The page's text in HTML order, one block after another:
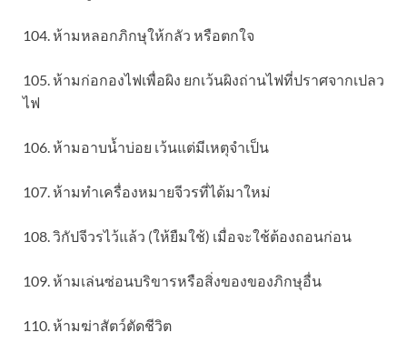
104. ห้ามหลอกภิกษุให้กลัว หรือตกใจ
105. ห้ามก่อกองไฟเพื่อผิง ยกเว้นผิงถ่านไฟที่ปราศจากเปลว
ไฟ
106. ห้ามอาบน้ำบ่อย เว้นแต่มีเหตุจำเป็น
107. ห้ามทำเครื่องหมายจีวรที่ได้มาใหม่
108. วิกัปจีวรไว้แล้ว (ให้ยืมใช้) เมื่อจะใช้ต้องถอนก่อน
109. ห้ามเล่นซ่อนบริขารหรือสิ่งของของภิกษุอื่น
110. ห้ามฆ่าสัตว์ตัดชีวิต